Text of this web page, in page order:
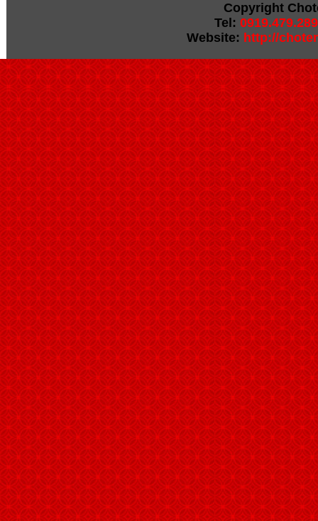
Copyright
Tel: 0919.479.289
Website: http://